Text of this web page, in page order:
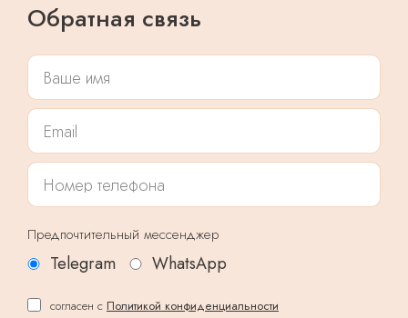
Обратная связь
Предпочтительный мессенджер
Telegram WhatsApp
согласен с Политикой конфиденциальности